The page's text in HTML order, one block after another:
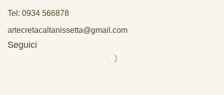
Tel: 0934 566878
artecretacaltanissetta@gmail.com
Seguici